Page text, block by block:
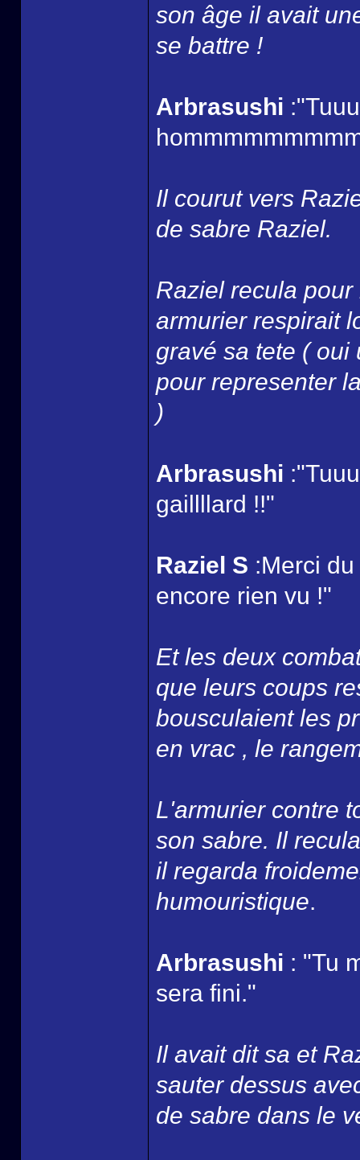
son âge il avait
se battre !
Arbrasushi
Il courut vers
de sabre Raziel.
Raziel recula
armurier respirait
gravé sa tete ( oui
pour representer
)
Arbrasushi
gaillllard !!"
Raziel S :Merci
encore rien vu !"
Et les deux
que leurs coups
bousculaient les
en vrac , le
L'armurier contre
son sabre. Il
il regarda
humouristique.
Arbrasushi : "Tu
sera fini."
Il avait dit sa et
sauter dessus
de sabre dans le